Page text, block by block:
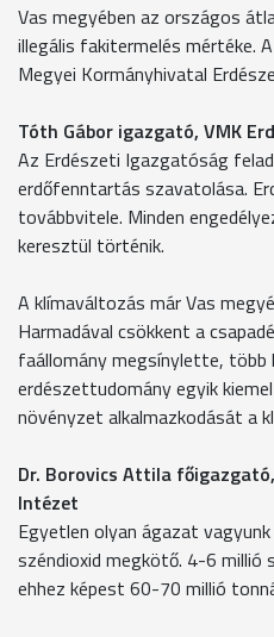
Vas megyében az országos
illegális fakitermelés mértéke.
Megyei Kormányhivatal
Tóth Gábor igazgató, VMK
Az Erdészeti Igazgatóság
erdőfenntartás szavatolása.
továbbvitele. Minden
keresztül történik.
A klímaváltozás már Vas
Harmadával csökkent a
faállomány megsínylette,
erdészettudomány egyik
növényzet alkalmazkodását a
Dr. Borovics Attila
Intézet
Egyetlen olyan ágazat
széndioxid megkötő. 4-6 millió
ehhez képest 60-70 millió